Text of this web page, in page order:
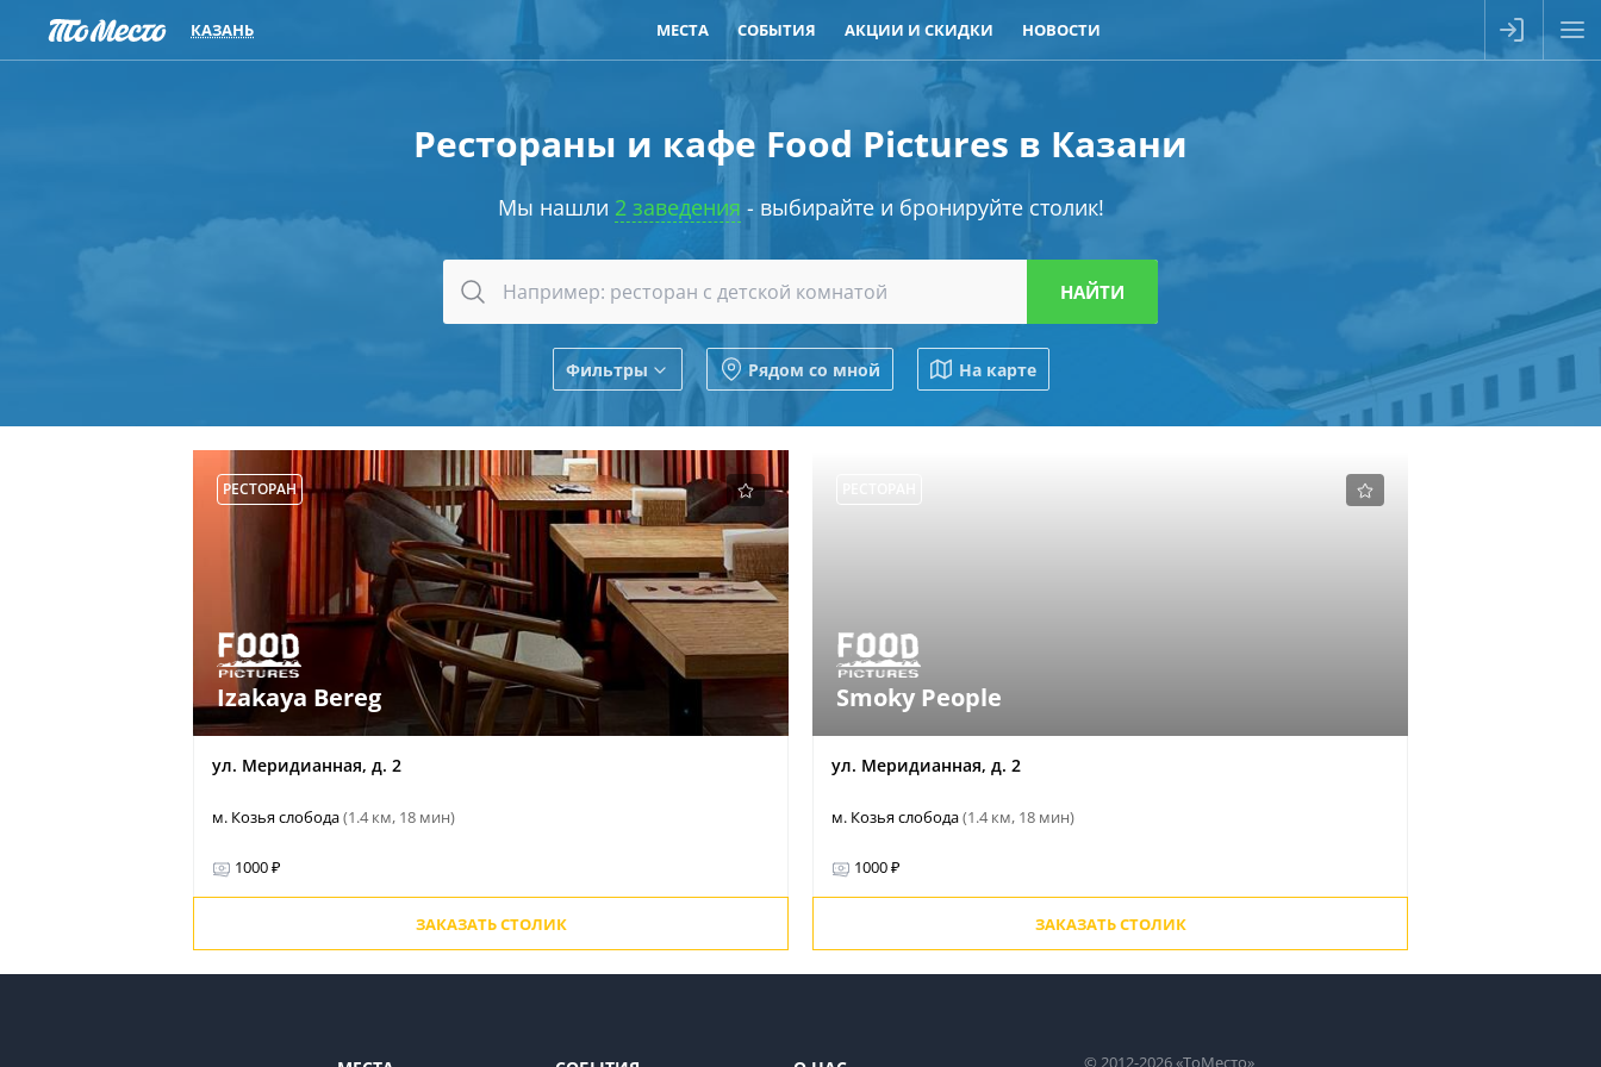
КАЗАНЬ МЕСТА СОБЫТИЯ АКЦИИ И СКИДКИ НОВОСТИ
Рестораны и кафе Food Pictures в Казани
Мы нашли 2 заведения - выбирайте и бронируйте столик!
Фильтры Рядом со мной На карте
РЕСТОРАН
Izakaya Bereg
ул. Меридианная, д. 2
м. Козья слобода(1.4 км, 18 мин)
1000 ₽
ЗАКАЗАТЬ СТОЛИК
Smoky People
ул. Меридианная, д. 2
м. Козья слобода(1.4 км, 18 мин)
1000 ₽
ЗАКАЗАТЬ СТОЛИК
© 2012-2026 «ТоМесто»